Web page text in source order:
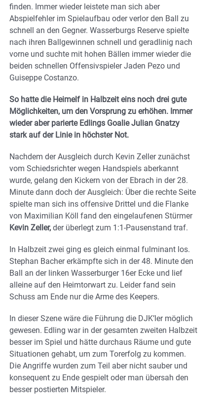
finden. Immer wieder leistete man sich aber
Abspielfehler im Spielaufbau oder verlor den Ball zu
schnell an den Gegner. Wasserburgs Reserve spielte
nach ihren Ballgewinnen schnell und geradlinig nach
vorne und suchte mit hohen Bällen immer wieder die
beiden schnellen Offensivspieler Jaden Pezo und
Guiseppe Costanzo.
So hatte die Heimelf in Halbzeit eins noch drei gute
Möglichkeiten, um den Vorsprung zu erhöhen. Immer
wieder aber parierte Edlings Goalie Julian Gnatzy
stark auf der Linie in höchster Not.
Nachdem der Ausgleich durch Kevin Zeller zunächst
vom Schiedsrichter wegen Handspiels aberkannt
wurde, gelang den Kickern von der Ebrach in der 28.
Minute dann doch der Ausgleich: Über die rechte Seite
spielte man sich ins offensive Drittel und die Flanke
von Maximilian Köll fand den eingelaufenen Stürmer
Kevin Zeller, der überlegt zum 1:1-Pausenstand traf.
In Halbzeit zwei ging es gleich einmal fulminant los.
Stephan Bacher erkämpfte sich in der 48. Minute den
Ball an der linken Wasserburger 16er Ecke und lief
alleine auf den Heimtorwart zu. Leider fand sein
Schuss am Ende nur die Arme des Keepers.
In dieser Szene wäre die Führung die DJK’ler möglich
gewesen. Edling war in der gesamten zweiten Halbzeit
besser im Spiel und hätte durchaus Räume und gute
Situationen gehabt, um zum Torerfolg zu kommen.
Die Angriffe wurden zum Teil aber nicht sauber und
konsequent zu Ende gespielt oder man übersah den
besser postierten Mitspieler.